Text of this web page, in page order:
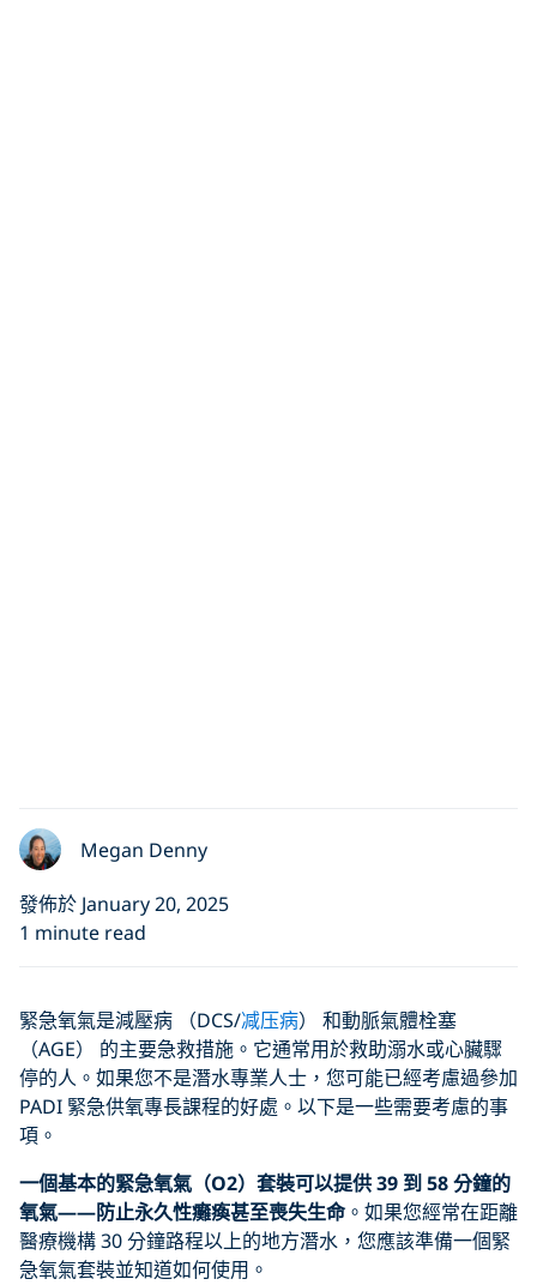
Megan Denny
發佈於 January 20, 2025
1 minute read
緊急氧氣是減壓病 （DCS/减压病） 和動脈氣體栓塞
（AGE） 的主要急救措施。它通常用於救助溺水或心臟驟
停的人。如果您不是潛水專業人士，您可能已經考慮過參加
PADI 緊急供氧專長課程的好處。以下是一些需要考慮的事
項。
一個基本的緊急氧氣（O2）套裝可以提供 39 到 58 分鐘的
氧氣——防止永久性癱瘓甚至喪失生命 。如果您經常在距離
醫療機構 30 分鐘路程以上的地方潛水，您應該準備一個緊
急氧氣套裝並知道如何使用。